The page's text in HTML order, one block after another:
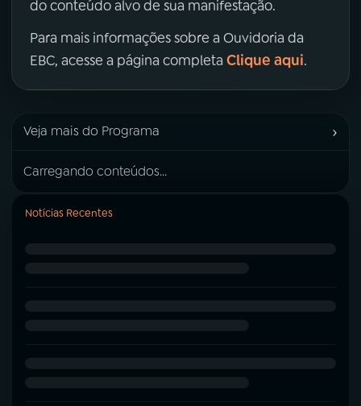
do conteúdo alvo de sua manifestação.
Para mais informações sobre a Ouvidoria da
EBC, acesse a página completa Clique aqui.
Veja mais do Programa ›
Carregando conteúdos...
Notícias Recentes